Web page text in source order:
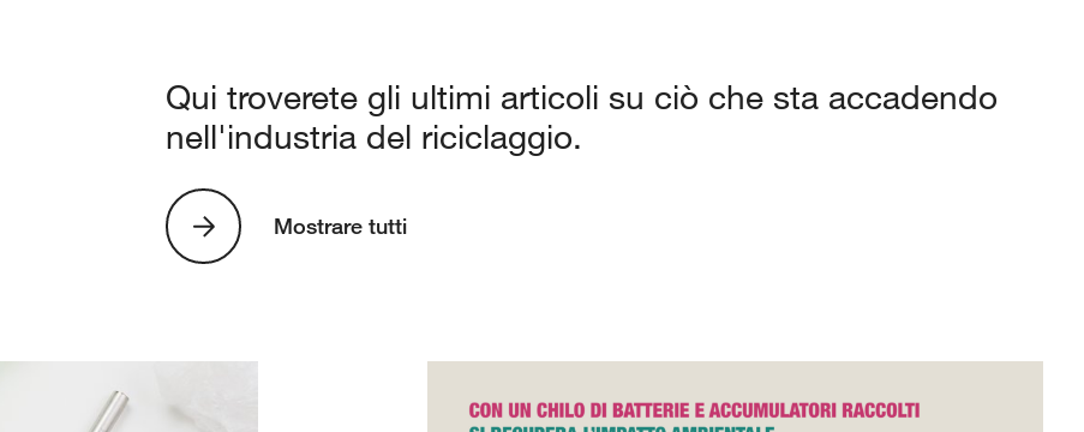
Qui troverete gli ultimi articoli su ciò che sta accadendo
nell'industria del riciclaggio.
Mostrare tutti